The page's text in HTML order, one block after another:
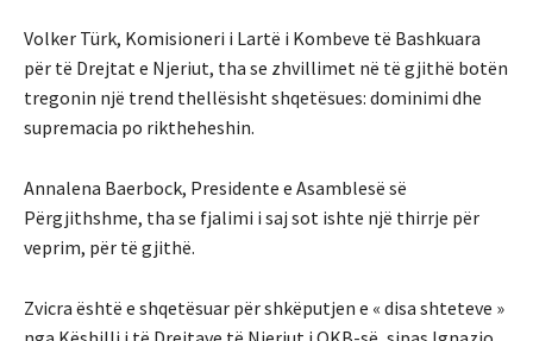
Volker Türk, Komisioneri i Lartë i Kombeve të Bashkuara
për të Drejtat e Njeriut, tha se zhvillimet në të gjithë botën
tregonin një trend thellësisht shqetësues: dominimi dhe
supremacia po riktheheshin.
Annalena Baerbock, Presidente e Asamblesë së
Përgjithshme, tha se fjalimi i saj sot ishte një thirrje për
veprim, për të gjithë.
Zvicra është e shqetësuar për shkëputjen e « disa shteteve »